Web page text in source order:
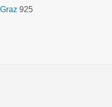
925